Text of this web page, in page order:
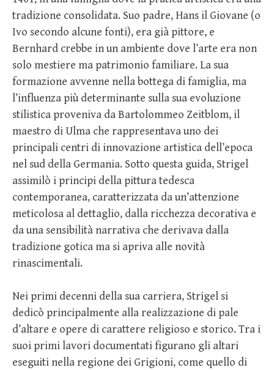
tradizione consolidata. Suo padre, Hans il Giovane (o
Ivo secondo alcune fonti), era già pittore, e
Bernhard crebbe in un ambiente dove l’arte era non
solo mestiere ma patrimonio familiare. La sua
formazione avvenne nella bottega di famiglia, ma
l’influenza più determinante sulla sua evoluzione
stilistica proveniva da Bartolommeo Zeitblom, il
maestro di Ulma che rappresentava uno dei
principali centri di innovazione artistica dell’epoca
nel sud della Germania. Sotto questa guida, Strigel
assimilò i principi della pittura tedesca
contemporanea, caratterizzata da un’attenzione
meticolosa al dettaglio, dalla ricchezza decorativa e
da una sensibilità narrativa che derivava dalla
tradizione gotica ma si apriva alle novità
rinascimentali.
Nei primi decenni della sua carriera, Strigel si
dedicò principalmente alla realizzazione di pale
d’altare e opere di carattere religioso e storico. Tra i
suoi primi lavori documentati figurano gli altari
eseguiti nella regione dei Grigioni, come quello di